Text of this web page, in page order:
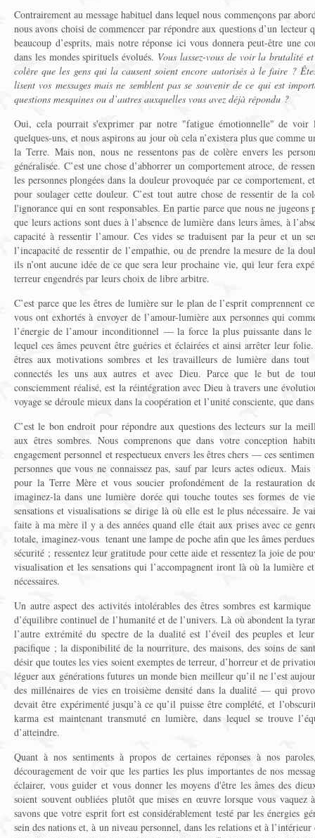
Contrairement au message habituel dans lequel nous commençons par
nous avons choisi de commencer par répondre aux questions d’un lecteur
beaucoup d’esprits, mais notre réponse ici vous donnera peut-être une
dans les mondes spirituels évolués. Vous lassez-vous de voir la brutalité
colère que les gens qui la causent soient encore autorisés à le faire ?
lisent vos messages mais ne semblent pas se souvenir de ce qui est
questions mesquines ou d’autres auxquelles vous avez déjà répondu ?
Oui, cela pourrait s'exprimer par notre "fatigue émotionnelle" de voir
quelques-uns, et nous aspirons au jour où cela n’existera plus que comme
la Terre. Mais non, nous ne ressentons pas de colère envers les
généralisée. C’est une chose d’abhorrer un comportement atroce, de
les personnes plongées dans la douleur provoquée par ce comportement,
pour soulager cette douleur. C’est tout autre chose de ressentir de la
l'ignorance qui en sont responsables. En partie parce que nous ne jugeons
que leurs actions sont dues à l’absence de lumière dans leurs âmes, à
capacité à ressentir l’amour. Ces vides se traduisent par la peur et un
l’incapacité de ressentir de l’empathie, ou de prendre la mesure de la
ils n’ont aucune idée de ce que sera leur prochaine vie, qui leur fera
terreur engendrés par leurs choix de libre arbitre.
C’est parce que les êtres de lumière sur le plan de l’esprit comprennent
vous ont exhortés à envoyer de l’amour-lumière aux personnes qui
l’énergie de l’amour inconditionnel — la force la plus puissante dans
lequel ces âmes peuvent être guéries et éclairées et ainsi arrêter leur
êtres aux motivations sombres et les travailleurs de lumière dans tout
connectés les uns aux autres et avec Dieu. Parce que le but de
consciemment réalisé, est la réintégration avec Dieu à travers une
voyage se déroule mieux dans la coopération et l’unité consciente, que
C’est le bon endroit pour répondre aux questions des lecteurs sur la
aux êtres sombres. Nous comprenons que dans votre conception
engagement personnel et respectueux envers les êtres chers — ces
personnes que vous ne connaissez pas, sauf par leurs actes odieux.
pour la Terre Mère et vous soucier profondément de la restauration
imaginez-la dans une lumière dorée qui touche toutes ses formes de
sensations et visualisations se dirige là où elle est le plus nécessaire. Je
faite à ma mère il y a des années quand elle était aux prises avec ce
totale, imaginez-vous tenant une lampe de poche afin que les âmes
sécurité ; ressentez leur gratitude pour cette aide et ressentez la joie de
visualisation et les sensations qui l’accompagnent iront là où la lumière
nécessaires.
Un autre aspect des activités intolérables des êtres sombres est
d’équilibre continuel de l’humanité et de l’univers. Là où abondent la
l’autre extrémité du spectre de la dualité est l’éveil des peuples et
pacifique ; la disponibilité de la nourriture, des maisons, des soins de
désir que toutes les vies soient exemptes de terreur, d’horreur et de
léguer aux générations futures un monde bien meilleur qu’il ne l’est
des millénaires de vies en troisième densité dans la dualité — qui
devait être expérimenté jusqu’à ce qu’il puisse être complété, et
karma est maintenant transmuté en lumière, dans lequel se trouve
d’atteindre.
Quant à nos sentiments à propos de certaines réponses à nos
découragement de voir que les parties les plus importantes de nos
éclairer, vous guider et vous donner les moyens d'être les âmes des
soient souvent oubliées plutôt que mises en œuvre lorsque vous vaquez
savons que votre esprit fort est considérablement testé par les énergies
sein des nations et, à un niveau personnel, dans les relations et à